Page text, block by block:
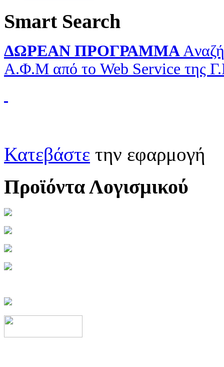
Smart Search
ΔΩΡΕΑΝ ΠΡΟΓΡΑΜΜΑ
Α.Φ.Μ από το Web Service της
Κατεβάστε την εφαρμογή
Προϊόντα Λογισμικού